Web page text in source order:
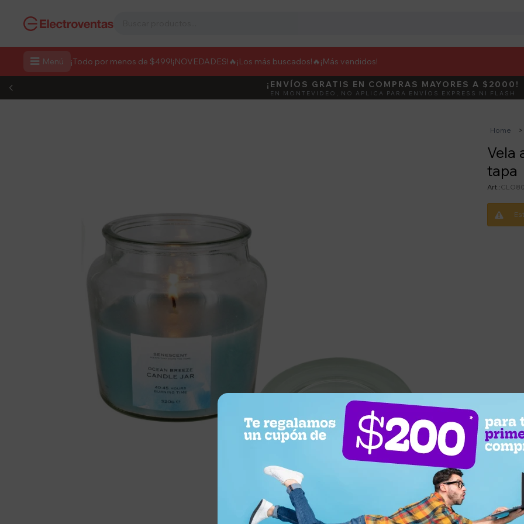
 Menú ¡Todo por menos de $499!¡NOVEDADES! 🔥¡Los más buscados!🔥 ¡Más vendidos!
DEBUT ACTIVÁ
¡ENVÍOS GRATIS EN COMPRAS MAYORES A $2000!
EN MONTEVIDEO, NO APLICA PARA ENVÍOS EXPRESS NI FLASH
Home
Vela
tapa